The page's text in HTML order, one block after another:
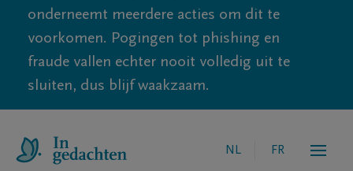
onderneemt meerdere acties om dit te
voorkomen. Pogingen tot phishing en
fraude vallen echter nooit volledig uit te
sluiten, dus blijf waakzaam.
NL FR